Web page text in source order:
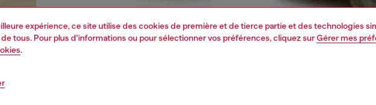
expérience, ce site utilise des cookies de première et de tierce partie et des technologies
tous. Pour plus d'informations ou pour sélectionner vos préférences, cliquez surGérer mes
.